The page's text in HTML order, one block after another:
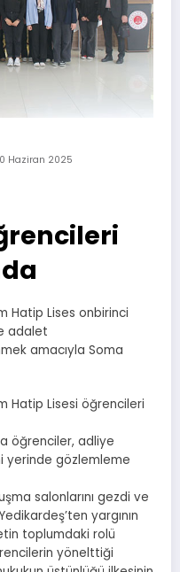
Haziran 2025
Hatip Lises onbirinci
adalet
amacıyla Soma
Hatip Lisesi öğrencileri
öğrenciler, adliye
yerinde gözlemleme
salonlarını gezdi ve
yargının
toplumdaki rolü
yönelttiği